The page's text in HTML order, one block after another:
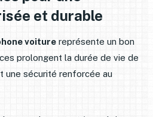
et durable
voiturereprésente un bon
prolongent la durée de vie de
une sécurité renforcée au